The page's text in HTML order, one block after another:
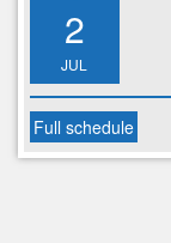
2
JUL
Full schedule